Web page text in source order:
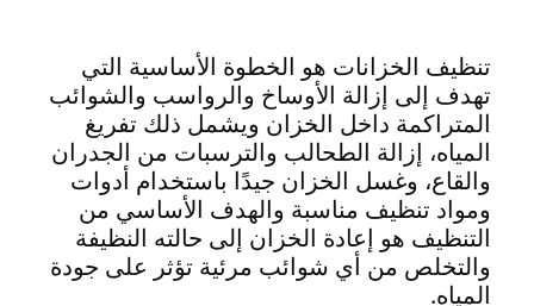
تنظيف الخزانات هو الخطوة الأساسية التي
تهدف إلى إزالة الأوساخ والرواسب والشوائب
المتراكمة داخل الخزان ويشمل ذلك تفريغ
المياه، إزالة الطحالب والترسبات من الجدران
والقاع، وغسل الخزان جيدًا باستخدام أدوات
ومواد تنظيف مناسبة والهدف الأساسي من
التنظيف هو إعادة الخزان إلى حالته النظيفة
والتخلص من أي شوائب مرئية تؤثر على جودة
المياه.